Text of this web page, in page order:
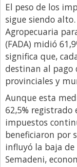
Entrevista
Finanzas
Gastronomia
Internacionales
La Opinión del
Libro de Quejas
Medios
Millonarios
Minuto
El peso de los
sigue siendo
Agropecuaria
(FADA) midió
significa que,
destinan al pago
provinciales y
Aunque esta
62,5% registrado
impuestos
beneficiaron por
influyó la baja
Semadeni,